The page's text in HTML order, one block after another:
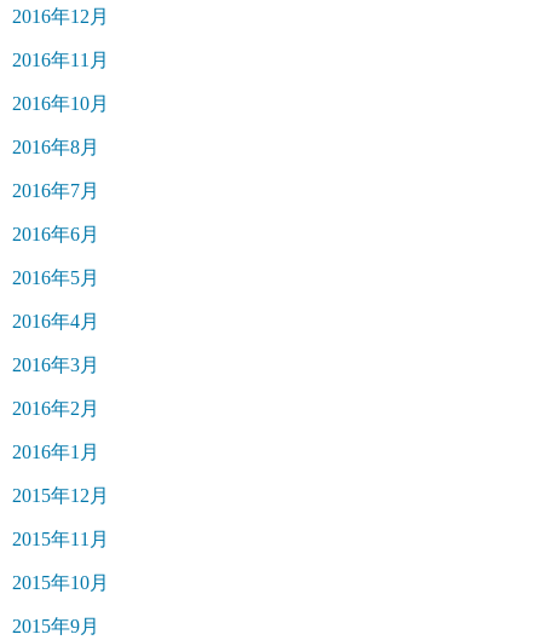
2016年12月
2016年11月
2016年10月
2016年8月
2016年7月
2016年6月
2016年5月
2016年4月
2016年3月
2016年2月
2016年1月
2015年12月
2015年11月
2015年10月
2015年9月